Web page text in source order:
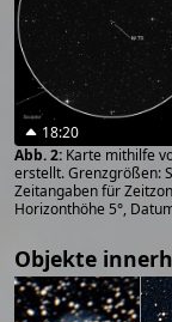
18:20
Karte mithilfe
erstellt. Grenzgrößen:
Zeitangaben für
Horizonthöhe 5°,
Objekte